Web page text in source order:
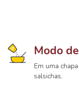
Modo
Em uma
salsichas.